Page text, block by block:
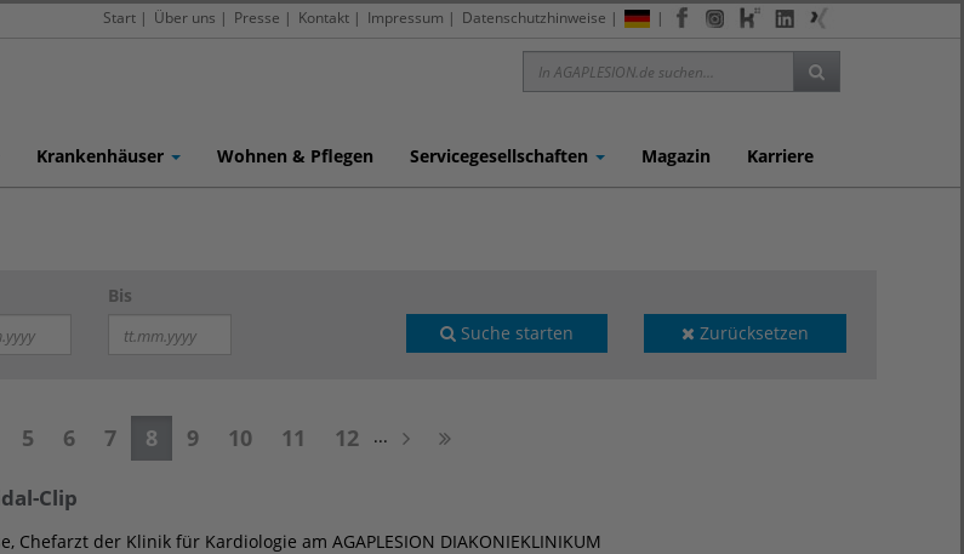
|
Start | Über uns | Presse | Kontakt | Impressum | Datenschutzhinweise |
Krankenhäuser Wohnen & Pflegen Servicegesellschaften Magazin Karriere
Bis
Suche starten
Zurücksetzen
5 6 7 8 9 10 11 12 ...
Clip
Chefarzt der Klinik für Kardiologie am AGAPLESION DIAKONIEKLINIKUM